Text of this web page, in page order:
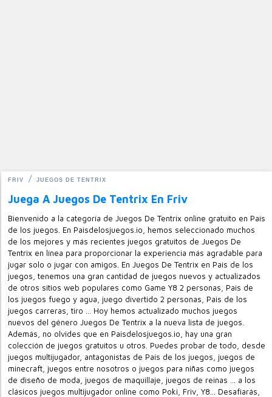
FRIV JUEGOS DE TENTRIX
Juega A Juegos De Tentrix En Friv
Bienvenido a la categoría de Juegos De Tentrix online gratuito en País
de los juegos. En Paisdelosjuegos.io, hemos seleccionado muchos
de los mejores y más recientes juegos gratuitos de Juegos De
Tentrix en línea para proporcionar la experiencia más agradable para
jugar solo o jugar con amigos. En Juegos De Tentrix en Pais de los
juegos, tenemos una gran cantidad de juegos nuevos y actualizados
de otros sitios web populares como Game Y8 2 personas, Pais de
los juegos fuego y agua, juego divertido 2 personas, Pais de los
juegos carreras, tiro ... Hoy hemos actualizado muchos juegos
nuevos del género Juegos De Tentrix a la nueva lista de juegos.
Además, no olvides que en Paisdelosjuegos.io, hay una gran
colección de juegos gratuitos u otros. Puedes probar de todo, desde
juegos multijugador, antagonistas de País de los juegos, juegos de
minecraft, juegos entre nosotros o juegos para niñas como juegos
de diseño de moda, juegos de maquillaje, juegos de reinas ... a los
clásicos juegos multijugador online como Poki, Friv, Y8... Desafiarás,